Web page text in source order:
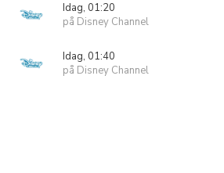
Idag, 01:20
på Disney Channel
Idag, 01:40
på Disney Channel